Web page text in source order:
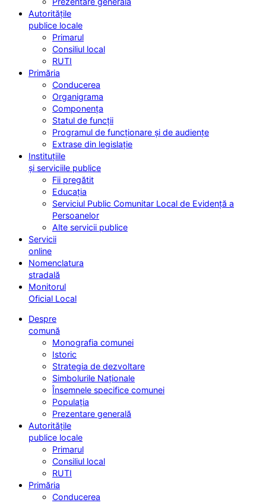
Autoritățile
publice locale
Primarul
Consiliul local
RUTI
Primăria
Conducerea
Organigrama
Componența
Statul de funcții
Programul de funcționare și de audiențe
Extrase din legislație
Instituțiile
și serviciile publice
Fii pregătit
Educația
Serviciul Public Comunitar Local de Evidență a
Persoanelor
Alte servicii publice
Servicii
online
Nomenclatura
stradală
Monitorul
Oficial Local
Despre
comună
Monografia comunei
Istoric
Strategia de dezvoltare
Simbolurile Naționale
Însemnele specifice comunei
Populația
Prezentare generală
Autoritățile
publice locale
Primarul
Consiliul local
RUTI
Primăria
Conducerea